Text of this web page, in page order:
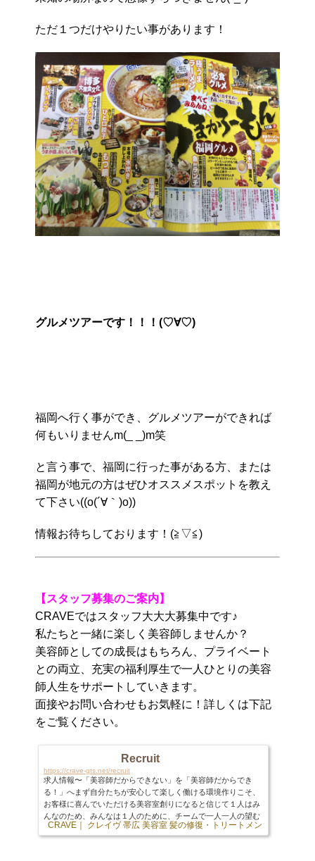
ただ１つだけやりたい事があります！
グルメツアーです！！！(♡∀♡)
福岡へ行く事ができ、グルメツアーができれば
何もいりませんm(_ _)m笑
と言う事で、福岡に行った事がある方、または
福岡が地元の方はぜひオススメスポットを教え
て下さい((o(´∀｀)o))
情報お待ちしております！(≧▽≦)ゞ
【スタッフ募集のご案内】
CRAVEではスタッフ大大大募集中です♪
私たちと一緒に楽しく美容師しませんか？
美容師としての成長はもちろん、プライベート
との両立、充実の福利厚生で一人ひとりの美容
師人生をサポートしていきます。
面接やお問い合わせもお気軽に！詳しくは下記
をご覧ください。
Recruit
https://crave-gts.net/recruit
求人情報〜「美容師だからできない」を「美容師だからでき
る！」へまず自分たちが安心して楽しく働ける環境作りこそ、
お客様に喜んでいただける美容室創りになると信じて１人はみ
んなのため、みんなは１人のために、チームで一人一人の望む
働き方を実現していきます。これまでに、今現在、このように
感じたことはありませんか？・プライベートの時間が全然とれ
CRAVE｜ クレイヴ 帯広 美容室 髪の修復・トリートメント専門店